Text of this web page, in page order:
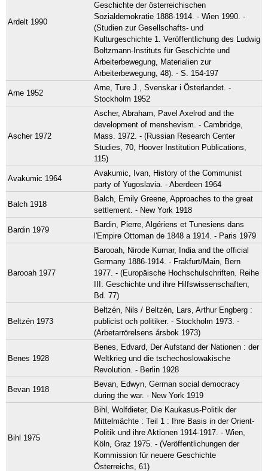
Ardelt 1990
Geschichte der österreichischen
Sozialdemokratie 1888-1914. - Wien 1990. -
(Studien zur Gesellschafts- und
Kulturgeschichte 1. Veröffentlichung des Ludwig
Boltzmann-Instituts für Geschichte und
Arbeiterbewegung, Materialien zur
Arbeiterbewegung, 48). - S. 154-197
Arne 1952
Arne, Ture J., Svenskar i Österlandet. -
Stockholm 1952
Ascher 1972
Ascher, Abraham, Pavel Axelrod and the
development of menshevism. - Cambridge,
Mass. 1972. - (Russian Research Center
Studies, 70, Hoover Institution Publications,
115)
Avakumic 1964
Avakumic, Ivan, History of the Communist
party of Yugoslavia. - Aberdeen 1964
Balch 1918
Balch, Emily Greene, Approaches to the great
settlement. - New York 1918
Bardin 1979
Bardin, Pierre, Algériens et Tunesiens dans
l'Empire Ottoman de 1848 a 1914. - Paris 1979
Barooah 1977
Barooah, Nirode Kumar, India and the official
Germany 1886-1914. - Frakfurt/Main, Bern
1977. - (Europäische Hochschulschriften. Reihe
III: Geschichte und ihre Hilfswissenschaften,
Bd. 77)
Beltzén 1973
Beltzén, Nils / Beltzén, Lars, Arthur Engberg :
publicist och politiker. - Stockholm 1973. -
(Arbetarrörelsens årsbok 1973)
Benes 1928
Benes, Edvard, Der Aufstand der Nationen : der
Weltkrieg und die tschechoslowakische
Revolution. - Berlin 1928
Bevan 1918
Bevan, Edwyn, German social democracy
during the war. - New York 1919
Bihl 1975
Bihl, Wolfdieter, Die Kaukasus-Politik der
Mittelmächte : Teil 1 : Ihre Basis in der Orient-
Politik und ihre Aktionen 1914-1917. - Wien,
Köln, Graz 1975. - (Veröffentlichungen der
Kommission für neuere Geschichte
Österreichs, 61)